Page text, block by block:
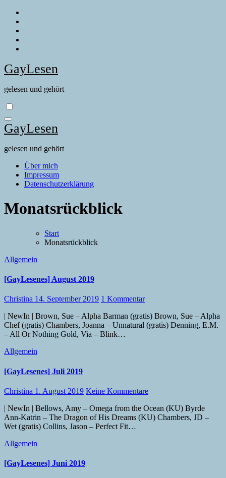
Zum
Inhalt
springen
GayLesen
gelesen und gehört
GayLesen
gelesen und gehört
Über mich
Impressum
Datenschutzerklärung
Monatsrückblick
Start
Monatsrückblick
Allgemein
[GayLesenes] August 2019
Christina 14. September 2019 1 Kommentar
| NewIn | Brown, Sue – Alpha Barman (gratis) Brown, Sue – Alpha
Chef (gratis) Chambers, Joanna – Unnatural (gratis) Denning, E.M.
– All Or Nothing Gold, Via – Blink…
Allgemein
[GayLesenes] Juli 2019
Christina 1. August 2019 Keine Kommentare
| NewIn | Bellows, Amy – Omega from the Ocean (KU) Byrde
Ann-Katrin – The Dragon of His Dreams (KU) Chambers, JD –
Wet (gratis) Collins, Jason – Perfect Fit…
Allgemein
[GayLesenes] Juni 2019